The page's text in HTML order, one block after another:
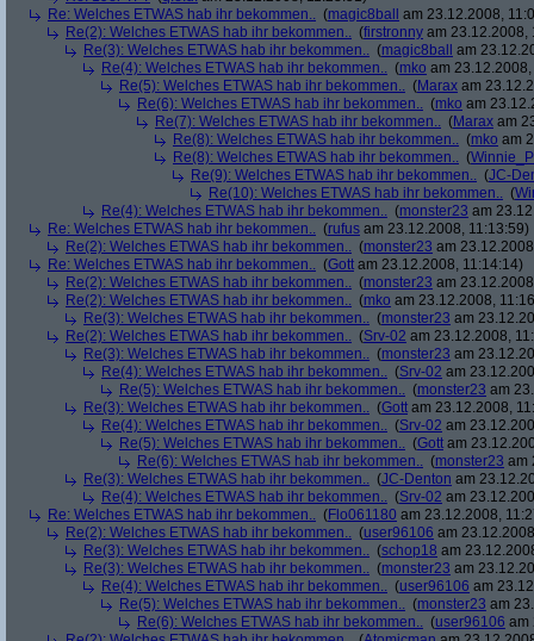
Re: Welches ETWAS hab ihr bekommen.. (magic8ball
am 23.12.2008,
Re(2): Welches ETWAS hab ihr bekommen.. (firstronny am 23.12.2008,
Re(3): Welches ETWAS hab ihr bekommen.. (magic8ball
am
Re(4): Welches ETWAS hab ihr bekommen.. (mko am
Re(5): Welches ETWAS hab ihr bekommen.. (Marax am
Re(6): Welches ETWAS hab ihr bekommen.. (mko am
Re(7): Welches ETWAS hab ihr bekommen.. (Marax am
Re(8): Welches ETWAS hab ihr bekommen.. (mko am
Re(8): Welches ETWAS hab ihr bekommen.. (
Re(9): Welches ETWAS hab ihr bekommen.. (JC-
Re(10): Welches ETWAS hab ihr bekommen.. (
Re(4): Welches ETWAS hab ihr bekommen.. (monster23 am
Re: Welches ETWAS hab ihr bekommen.. (rufus am 23.12.2008, 11:13:59)
Re(2): Welches ETWAS hab ihr bekommen.. (monster23 am
Re: Welches ETWAS hab ihr bekommen.. (Gott am 23.12.2008, 11:14:14)
Re(2): Welches ETWAS hab ihr bekommen.. (monster23 am
Re(2): Welches ETWAS hab ihr bekommen.. (mko am 23.12.2008,
Re(3): Welches ETWAS hab ihr bekommen.. (monster23 am
Re(2): Welches ETWAS hab ihr bekommen.. (Srv-02 am 23.12.2008,
Re(3): Welches ETWAS hab ihr bekommen.. (monster23 am
Re(4): Welches ETWAS hab ihr bekommen.. (Srv-02 am
Re(5): Welches ETWAS hab ihr bekommen.. (monster23 am
Re(3): Welches ETWAS hab ihr bekommen.. (Gott am 23.12.2008,
Re(4): Welches ETWAS hab ihr bekommen.. (Srv-02 am
Re(5): Welches ETWAS hab ihr bekommen.. (Gott am
Re(6): Welches ETWAS hab ihr bekommen.. (monster23 am
Re(3): Welches ETWAS hab ihr bekommen.. (JC-Denton am
Re(4): Welches ETWAS hab ihr bekommen.. (Srv-02 am
Re: Welches ETWAS hab ihr bekommen.. (Flo061180 am 23.12.2008,
Re(2): Welches ETWAS hab ihr bekommen.. (user96106 am
Re(3): Welches ETWAS hab ihr bekommen.. (schop18 am
Re(3): Welches ETWAS hab ihr bekommen.. (monster23 am
Re(4): Welches ETWAS hab ihr bekommen.. (user96106 am
Re(5): Welches ETWAS hab ihr bekommen.. (monster23 am
Re(6): Welches ETWAS hab ihr bekommen.. (user96106 am